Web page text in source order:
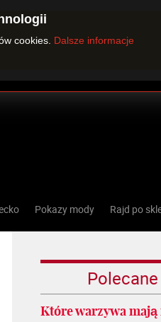
Pokazy mody Rajd po
Polecane
Które warzywa
cookies. Dalsze informacje